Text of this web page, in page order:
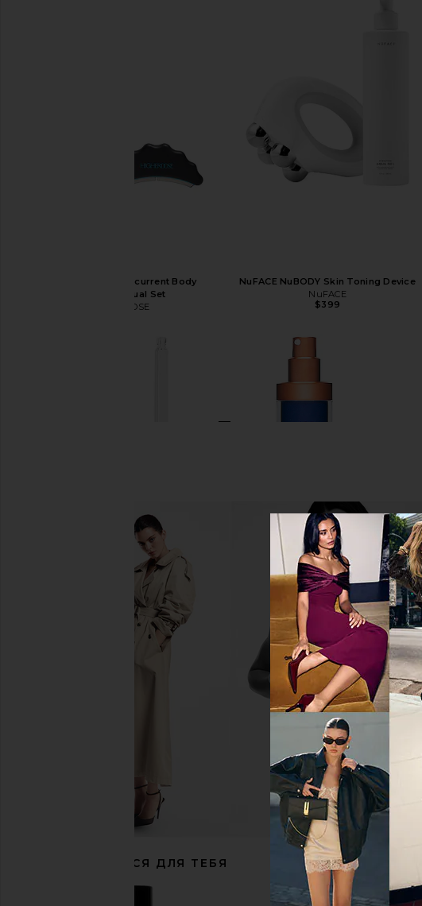
HigherDOSE Microcurrent Body
Sculptor Ritual Set
HigherDOSE
NuFACE NuBODY Skin Toning Device
NuFACE
$399
Dr. Barbara Sturm Night Serum
Dr. Barbara Sturm
Augustinus Bader The Cream 50ml
Augustinus Bader
$315
РЕКОМЕНДУЕТСЯ ДЛЯ ТЕБЯ